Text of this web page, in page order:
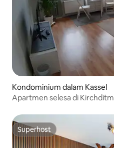
Kondominium dalam Kassel
Apartmen selesa di
Superhost
Superhost